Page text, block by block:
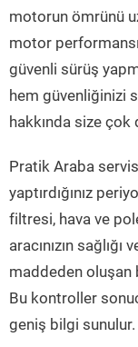
motorun ömrünü
motor
güvenli sürüş
hem güvenliğinizi
hakkında size
Pratik Araba
yaptırdığınız
filtresi, hava ve
aracınızın
maddeden oluşan
Bu kontroller
geniş bilgi sunulur.